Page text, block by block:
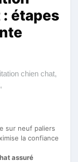
étapes
chien chat,
,
sur neuf paliers
la confiance
assuré